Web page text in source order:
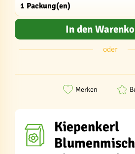
In den
oder
Merken
Kiepenkerl